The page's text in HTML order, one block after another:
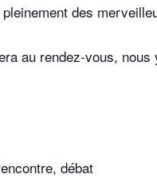
des
au rendez-vous, nous
débat